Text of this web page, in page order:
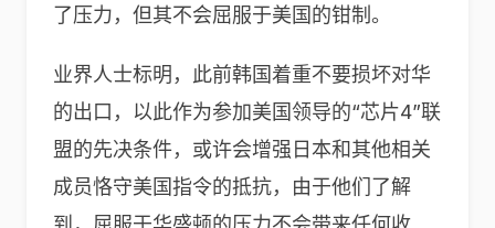
了压力，但其不会屈服于美国的钳制。
业界人士标明，此前韩国着重不要损坏对华
的出口，以此作为参加美国领导的“芯片4”联
盟的先决条件，或许会增强日本和其他相关
成员恪守美国指令的抵抗，由于他们了解